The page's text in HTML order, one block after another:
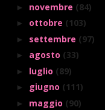
► novembre (84)
► ottobre (103)
► settembre (97)
► agosto (33)
► luglio (89)
► giugno (111)
► maggio (90)